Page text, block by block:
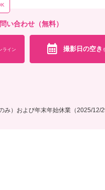
い合わせ（無料）
ライン 撮影日の空き
み）および年末年始休業（2025/12/